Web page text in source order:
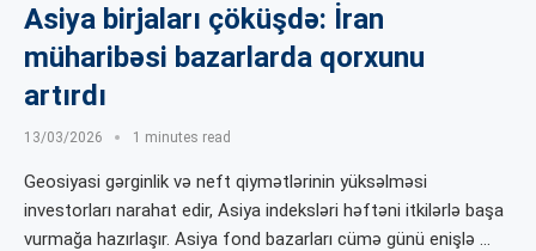
Asiya birjaları çöküşdə: İran
müharibəsi bazarlarda qorxunu
artırdı
13/03/2026 1 minutes read
Geosiyasi gərginlik və neft qiymətlərinin yüksəlməsi
investorları narahat edir, Asiya indeksləri həftəni itkilərlə başa
vurmağa hazırlaşır. Asiya fond bazarları cümə günü enişlə …